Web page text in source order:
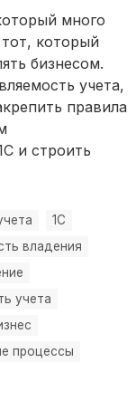
много
который
бизнесом.
учета,
правила
и строить
1С
владения
учета
процессы